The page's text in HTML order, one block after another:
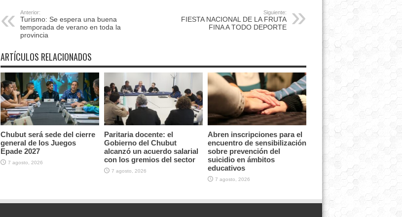
Anterior:
Turismo: Se espera una buena
temporada de verano en toda la
provincia
Siguiente:
FIESTA NACIONAL DE LA FRUTA
FINA A TODO DEPORTE
ARTÍCULOS RELACIONADOS
Chubut será sede del cierre
general de los Juegos
Epade 2027
7 agosto, 2026
Paritaria docente: el
Gobierno del Chubut
alcanzó un acuerdo salarial
con los gremios del sector
7 agosto, 2026
Abren inscripciones para el
encuentro de sensibilización
sobre prevención del
suicidio en ámbitos
educativos
7 agosto, 2026